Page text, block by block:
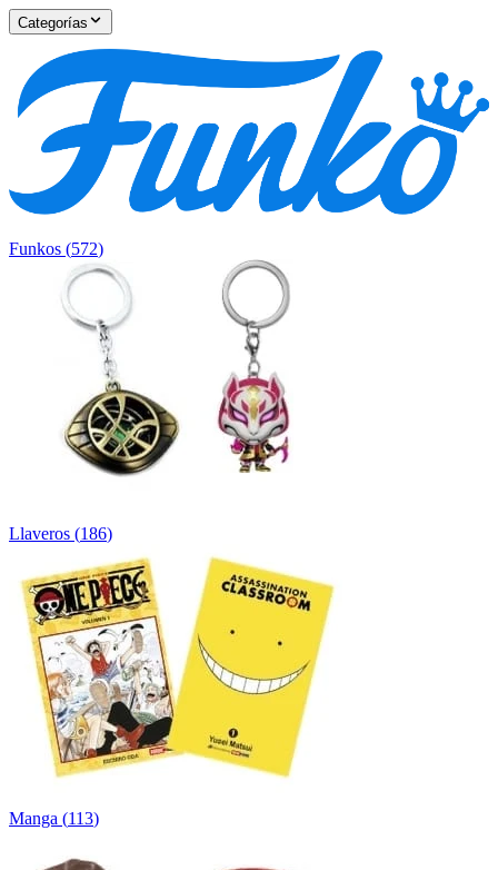
Categorías
Funkos (572)
Llaveros (186)
Manga (113)